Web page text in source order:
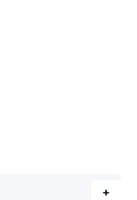
+